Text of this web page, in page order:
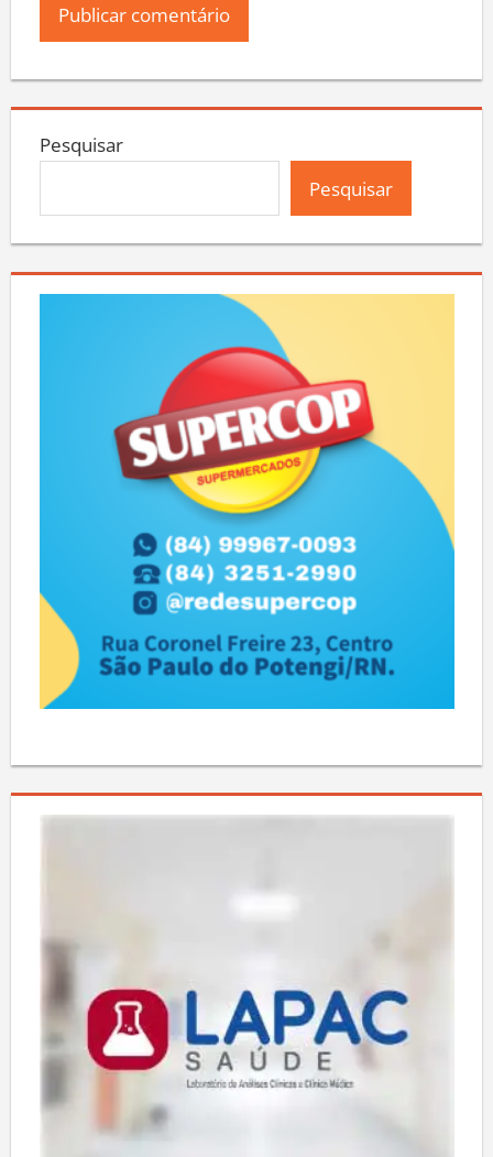
Pesquisar
Pesquisar